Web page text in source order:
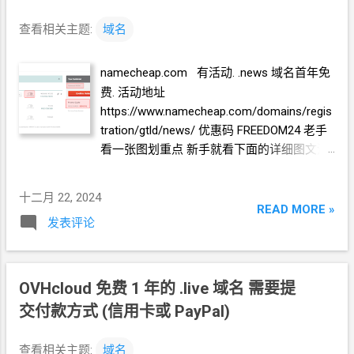
查看相关主题: 域名
namecheap.com 有活动. .news 域名首年免
费. 活动地址
https://www.namecheap.com/domains/regis
tration/gtld/news/ 优惠码 FREEDOM24 老手
看一张图划重点 新手就看下面的详细图文流
tration/gtld/news/ 加购物车 右下角结账 关
namecheap 账号流程略. 登录 namecheap 账
号了, 再在结账页面应用优惠码, 看到结账金
额是 0 再确认订单. 添加到 Cloudflare 在
Cloudflare
上面的操作和其它域名步骤一样,
只是有一步要在 namecheap.com 上面设置
十二月 22, 2024
发表评论
READ MORE »
OVHcloud 免费 1 年的 .live 域名 需要提
交付款方式 (信用卡或 PayPal)
查看相关主题: 域名